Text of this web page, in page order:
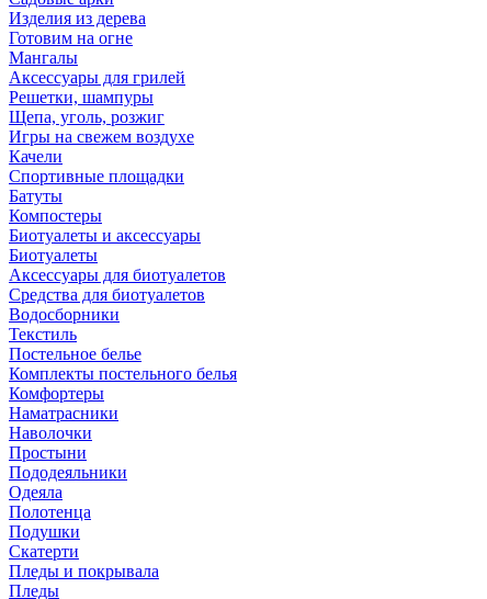
Изделия из дерева
Готовим на огне
Мангалы
Аксессуары для грилей
Решетки, шампуры
Щепа, уголь, розжиг
Игры на свежем воздухе
Качели
Спортивные площадки
Батуты
Компостеры
Биотуалеты и аксессуары
Биотуалеты
Аксессуары для биотуалетов
Средства для биотуалетов
Водосборники
Текстиль
Постельное белье
Комплекты постельного белья
Комфортеры
Наматрасники
Наволочки
Простыни
Пододеяльники
Одеяла
Полотенца
Подушки
Скатерти
Пледы и покрывала
Пледы